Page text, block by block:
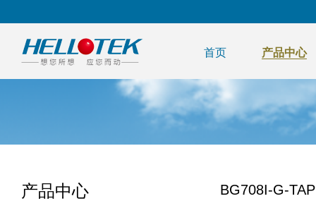
首页 产品中心
产品中心 BG708I-G-TAP